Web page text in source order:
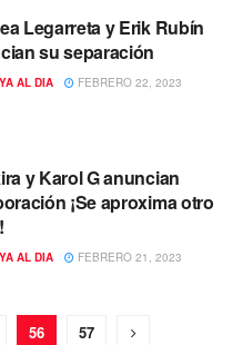
Legarreta y Erik Rubín
su separación
AL DIA FEBRERO 22, 2023
y Karol G anuncian
¡Se aproxima otro
AL DIA FEBRERO 21, 2023
56 57